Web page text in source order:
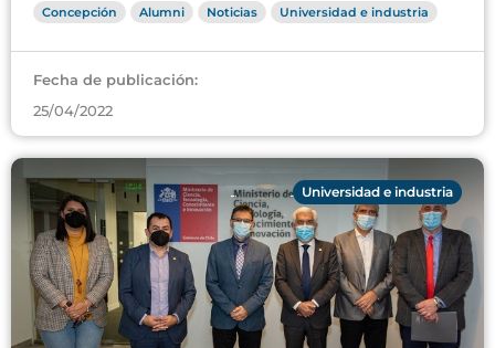
Concepción Alumni Noticias Universidad e industria
Fecha de publicación:
25/04/2022
Universidad e industria